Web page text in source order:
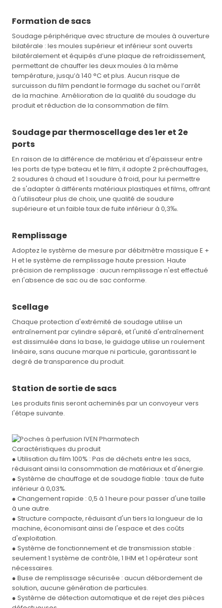
Formation de sacs
Soudage périphérique avec structure de moules à ouverture
bilatérale : les moules supérieur et inférieur sont ouverts
bilatéralement et équipés d’une plaque de refroidissement,
permettant de chauffer les deux moules à la même
température, jusqu’à 140 °C et plus. Aucun risque de
surcuisson du film pendant le formage du sachet ou l’arrêt
de la machine. Amélioration de la qualité du soudage du
produit et réduction de la consommation de film.
Soudage par thermoscellage des 1er et 2e
ports
En raison de la différence de matériau et d'épaisseur entre
les ports de type bateau et le film, il adopte 2 préchauffages,
2 soudures à chaud et 1 soudure à froid, pour lui permettre
de s'adapter à différents matériaux plastiques et films, offrant
à l'utilisateur plus de choix, une qualité de soudure
supérieure et un faible taux de fuite inférieur à 0,3‰.
Remplissage
Adoptez le système de mesure par débitmètre massique E +
H et le système de remplissage haute pression. Haute
précision de remplissage : aucun remplissage n'est effectué
en l'absence de sac ou de sac conforme.
Scellage
Chaque protection d'extrémité de soudage utilise un
entraînement par cylindre séparé, et l'unité d'entraînement
est dissimulée dans la base, le guidage utilise un roulement
linéaire, sans aucune marque ni particule, garantissant le
degré de transparence du produit.
Station de sortie de sacs
Les produits finis seront acheminés par un convoyeur vers
l'étape suivante.
Caractéristiques du produit
● Utilisation du film 100% : Pas de déchets entre les sacs,
réduisant ainsi la consommation de matériaux et d'énergie.
● Système de chauffage et de soudage fiable : taux de fuite
inférieur à 0,03%.
● Changement rapide : 0,5 à 1 heure pour passer d'une taille
à une autre.
● Structure compacte, réduisant d'un tiers la longueur de la
machine, économisant ainsi de l'espace et des coûts
d'exploitation.
● Système de fonctionnement et de transmission stable :
seulement 1 système de contrôle, 1 IHM et 1 opérateur sont
nécessaires.
● Buse de remplissage sécurisée : aucun débordement de
solution, aucune génération de particules.
● Système de détection automatique et de rejet des pièces